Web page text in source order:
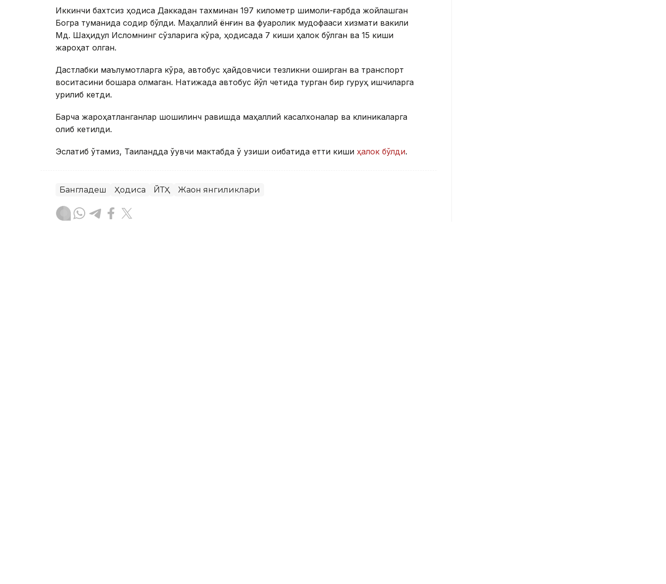
Иккинчи бахтсиз ҳодиса Даккадан тахминан 197 километр шимоли-ғарбда жойлашган
Богра туманида содир бўлди. Маҳаллий ёнғин ва фуқаролик мудофааси хизмати вакили
Мд. Шаҳидул Исломнинг сўзларига кўра, ҳодисада 7 киши ҳалок бўлган ва 15 киши
жароҳат олган.
Дастлабки маълумотларга кўра, автобус ҳайдовчиси тезликни оширган ва транспорт
воситасини бошқара олмаган. Натижада автобус йўл четида турган бир гуруҳ ишчиларга
урилиб кетди.
Барча жароҳатланганлар шошилинч равишда маҳаллий касалхоналар ва клиникаларга
олиб кетилди.
Эслатиб ўтамиз, Таиландда ўқувчи мактабда ўқ узиши оқибатида етти киши ҳалок бўлди.
Бангладеш Ҳодиса ЙТҲ Жаҳон янгиликлари